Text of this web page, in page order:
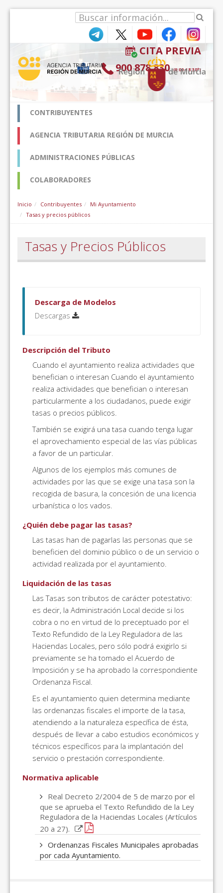
CITA PREVIA
900 878 830 (9:00-18:30*)
CONTRIBUYENTES
AGENCIA TRIBUTARIA REGIÓN DE MURCIA
ADMINISTRACIONES PÚBLICAS
COLABORADORES
Inicio Contribuyentes
Mi Ayuntamiento
Tasas y precios públicos
Tasas y Precios Públicos
Descarga de Modelos
Descargas
Descripción del Tributo
Cuando el ayuntamiento realiza actividades que
benefician o interesan Cuando el ayuntamiento
realiza actividades que benefician o interesan
particularmente a los ciudadanos, puede exigir
tasas o precios públicos.
También se exigirá una tasa cuando tenga lugar
el aprovechamiento especial de las vías públicas
a favor de un particular.
Algunos de los ejemplos más comunes de
actividades por las que se exige una tasa son la
recogida de basura, la concesión de una licencia
urbanística o los vados.
¿Quién debe pagar las tasas?
Las tasas han de pagarlas las personas que se
beneficien del dominio público o de un servicio o
actividad realizada por el ayuntamiento.
Liquidación de las tasas
Las Tasas son tributos de carácter potestativo:
es decir, la Administración Local decide si los
cobra o no en virtud de lo preceptuado por el
Texto Refundido de la Ley Reguladora de las
Haciendas Locales, pero sólo podrá exigirlo si
previamente se ha tomado el Acuerdo de
Imposición y se ha aprobado la correspondiente
Ordenanza Fiscal.
Es el ayuntamiento quien determina mediante
las ordenanzas fiscales el importe de la tasa,
atendiendo a la naturaleza específica de ésta,
después de llevar a cabo estudios económicos y
técnicos específicos para la implantación del
servicio o prestación correspondiente.
Normativa aplicable
Real Decreto 2/2004 de 5 de marzo por el
que se aprueba el Texto Refundido de la Ley
Reguladora de la Haciendas Locales (Artículos
20 a 27).
Ordenanzas Fiscales Municipales aprobadas
por cada Ayuntamiento.